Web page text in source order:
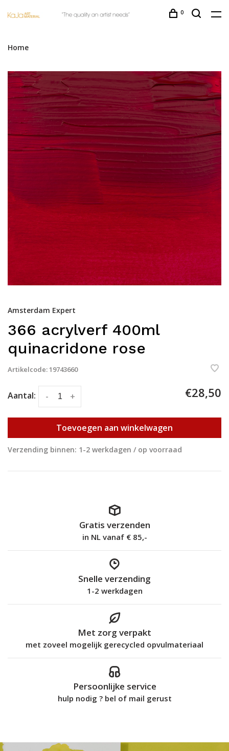
0
Home
Amsterdam Expert
366 acrylverf 400ml
quinacridone rose
Artikelcode:19743660
Aantal: +
- €28,50
Toevoegen aan winkelwagen
Verzending binnen: 1-2 werkdagen / op voorraad
Gratis verzenden
in NL vanaf € 85,-
Snelle verzending
1-2 werkdagen
Met zorg verpakt
met zoveel mogelijk gerecycled opvulmateriaal
Persoonlijke service
hulp nodig ? bel of mail gerust